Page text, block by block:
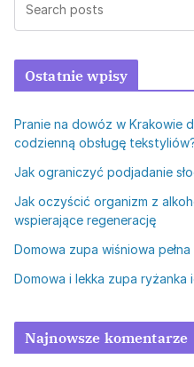
Ostatnie wpisy
Pranie na dowóz w Krakowie
codzienną obsługę
Jak ograniczyć podjadanie
Jak oczyścić organizm z
wspierające regenerację
Domowa zupa wiśniowa
Domowa i lekka zupa ryżanka
Najnowsze komentarze